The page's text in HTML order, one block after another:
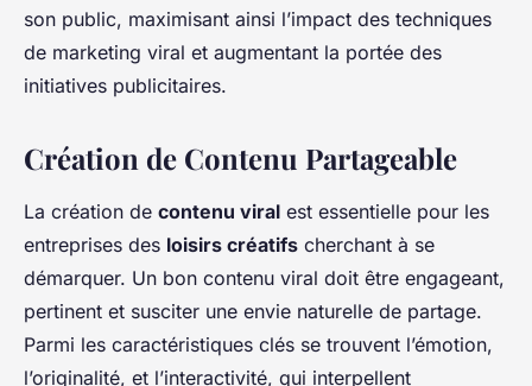
son public, maximisant ainsi l’impact des techniques
de marketing viral et augmentant la portée des
initiatives publicitaires.
Création de Contenu Partageable
La création de contenu viral est essentielle pour les
entreprises des loisirs créatifs cherchant à se
démarquer. Un bon contenu viral doit être engageant,
pertinent et susciter une envie naturelle de partage.
Parmi les caractéristiques clés se trouvent l’émotion,
l’originalité, et l’interactivité, qui interpellent